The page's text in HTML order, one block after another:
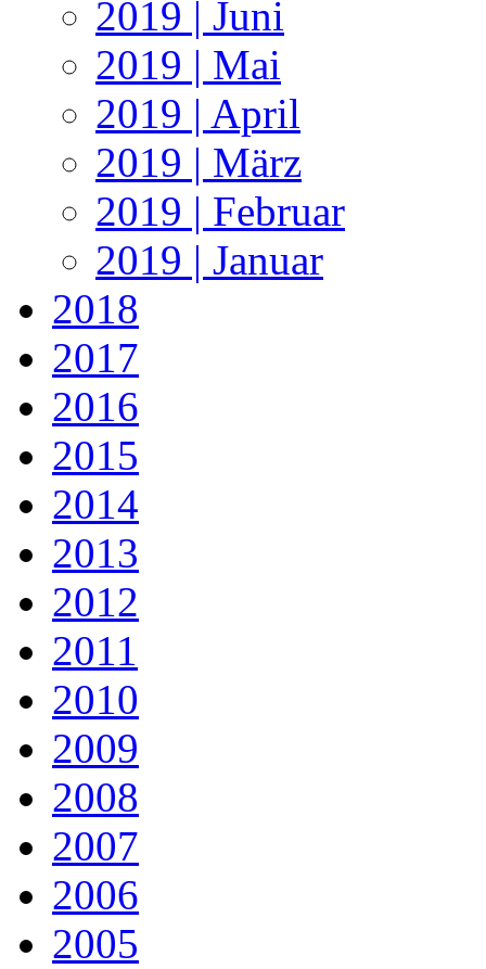
2019 | Juni
2019 | Mai
2019 | April
2019 | März
2019 | Februar
2019 | Januar
2018
2017
2016
2015
2014
2013
2012
2011
2010
2009
2008
2007
2006
2005